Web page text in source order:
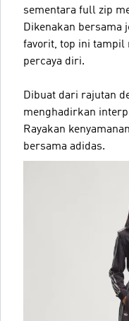
sementara full zip
Dikenakan bersama
favorit, top ini tampil
percaya diri.
Dibuat dari rajutan
menghadirkan
Rayakan
bersama adidas.